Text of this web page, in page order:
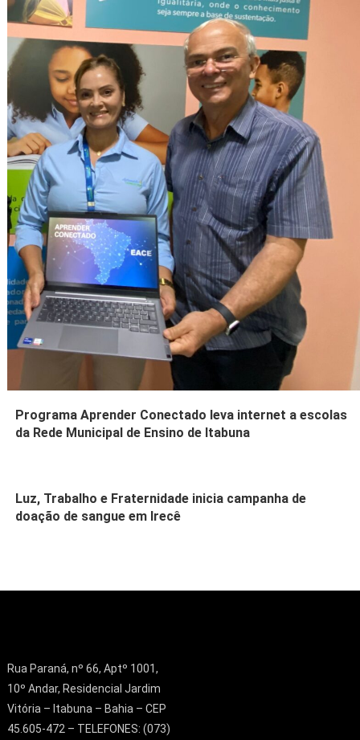
Programa Aprender Conectado leva internet a escolas
da Rede Municipal de Ensino de Itabuna
Luz, Trabalho e Fraternidade inicia campanha de
doação de sangue em Irecê
Rua Paraná, nº 66, Aptº 1001,
10º Andar, Residencial Jardim
Vitória – Itabuna – Bahia – CEP
45.605-472 – TELEFONES: (073)